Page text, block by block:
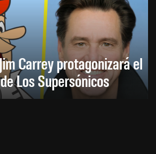
Carrey protagonizará el
Los Supersónicos